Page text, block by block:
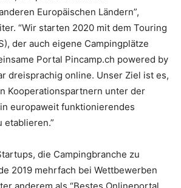
Europäischen Ländern”,
“Wir starten 2020 mit dem Touring
der auch eigene Campingplätze
Portal Pincamp.ch powered by
dreisprachig online. Unser Ziel ist es,
Kooperationspartnern unter der
europaweit funktionierendes
etablieren.”
die Campingbranche zu
2019 mehrfach bei Wettbewerben
anderem als “Bestes Onlineportal